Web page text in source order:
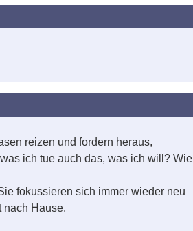
reizen und fordern heraus,
ich tue auch das, was ich will? Wie
fokussieren sich immer wieder neu
nach Hause.